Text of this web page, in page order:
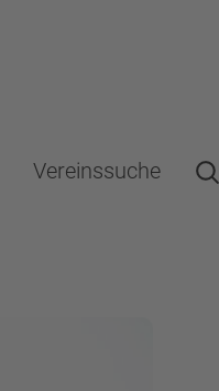
Vereinssuche